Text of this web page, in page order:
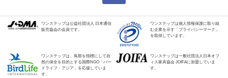
ワンステップは公益社団法人 日本通信
販売協会の会員です。
ワンステップは個人情報保護に取り組
む企業を示す「プライバシーマーク」
を取得しています。
ワンステップは、鳥類を指標にして自
然の保全を目的とする国際NGO「バー
ドライフ・アジア」を応援していま
す。
ワンステップは一般社団法人日本オフ
ィス家具協会 JOIFAに加盟していま
す。